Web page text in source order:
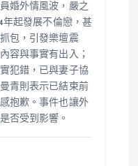
婚外情風波，嚴之
起發展不倫戀，甚
包，引發樂壇震
容與事實有出入；
犯錯，已與妻子協
青則表示已結束前
抱歉。事件也讓外
否受到影響。